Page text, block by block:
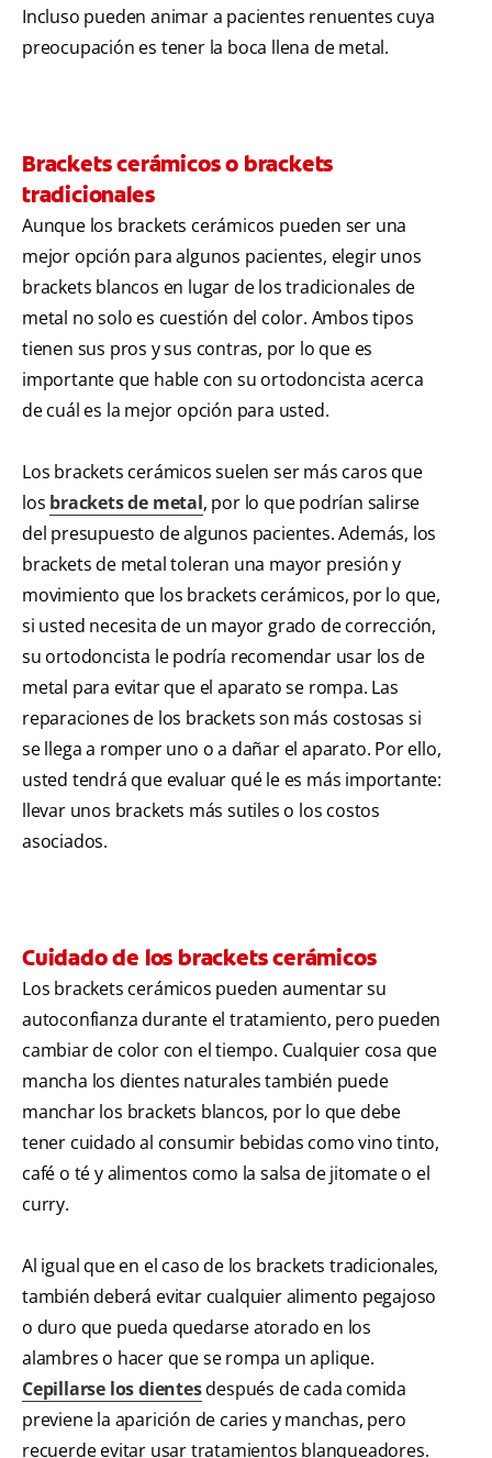
Incluso pueden animar a pacientes renuentes cuya
preocupación es tener la boca llena de metal.
Brackets cerámicos o brackets
tradicionales
Aunque los brackets cerámicos pueden ser una
mejor opción para algunos pacientes, elegir unos
brackets blancos en lugar de los tradicionales de
metal no solo es cuestión del color. Ambos tipos
tienen sus pros y sus contras, por lo que es
importante que hable con su ortodoncista acerca
de cuál es la mejor opción para usted.
Los brackets cerámicos suelen ser más caros que
los brackets de metal, por lo que podrían salirse
del presupuesto de algunos pacientes. Además, los
brackets de metal toleran una mayor presión y
movimiento que los brackets cerámicos, por lo que,
si usted necesita de un mayor grado de corrección,
su ortodoncista le podría recomendar usar los de
metal para evitar que el aparato se rompa. Las
reparaciones de los brackets son más costosas si
se llega a romper uno o a dañar el aparato. Por ello,
usted tendrá que evaluar qué le es más importante:
llevar unos brackets más sutiles o los costos
asociados.
Cuidado de los brackets cerámicos
Los brackets cerámicos pueden aumentar su
autoconfianza durante el tratamiento, pero pueden
cambiar de color con el tiempo. Cualquier cosa que
mancha los dientes naturales también puede
manchar los brackets blancos, por lo que debe
tener cuidado al consumir bebidas como vino tinto,
café o té y alimentos como la salsa de jitomate o el
curry.
Al igual que en el caso de los brackets tradicionales,
también deberá evitar cualquier alimento pegajoso
o duro que pueda quedarse atorado en los
alambres o hacer que se rompa un aplique.
Cepillarse los dientesdespués de cada comida
previene la aparición de caries y manchas, pero
recuerde evitar usar tratamientos blanqueadores.